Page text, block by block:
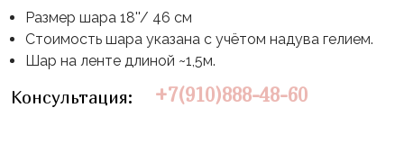
Размер шара 18''/ 46 см
Стоимость шара указана с учётом надува гелием.
Шар на ленте длиной ~1,5м.
Консультация: +7(910)888-48-60
рисунком
Фольгированные
сердца/
звёзды
День
Рождения
День
Миньоны
Пикачу
Леди
+7(910)888-
48-
60